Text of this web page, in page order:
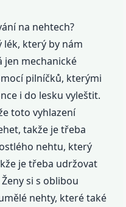
na nehtech?
který by nám
jen mechanické
pilníčků, kterými
i do lesku vyleštit.
toto vyhlazení
takže je třeba
nehtu, který
je třeba udržovat
si s oblibou
nehty, které také